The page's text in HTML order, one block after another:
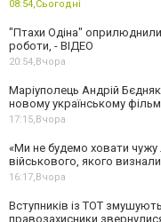
08:54,Сьогодні
"Птахи Одіна"
роботи, - ВІДЕО
20:54,Вчора
Маріуполець Андрій
новому українському
17:15,Вчора
«Ми не будемо ховати
військового, якого
16:17,Вчора
Вступників із ТОТ
правозахисники